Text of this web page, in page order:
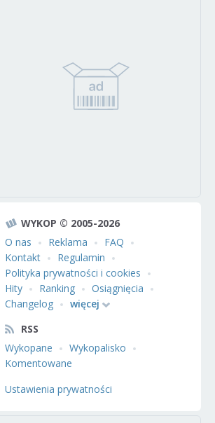
WYKOP © 2005-2026
O nas
Reklama
FAQ
Kontakt
Regulamin
Polityka prywatności i cookies
Hity
Ranking
Osiągnięcia
Changelog
więcej
RSS
Wykopane
Wykopalisko
Komentowane
Ustawienia prywatności